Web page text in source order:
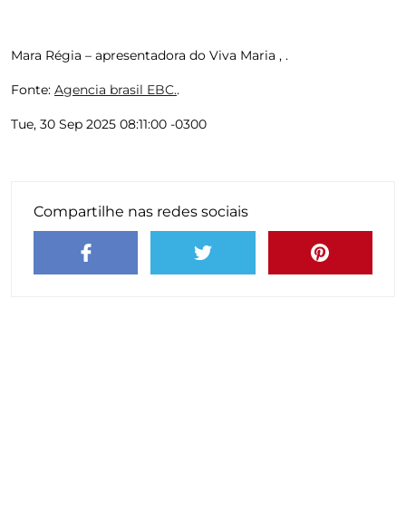
Mara Régia – apresentadora do Viva Maria , .
Fonte: Agencia brasil EBC..
Tue, 30 Sep 2025 08:11:00 -0300
Compartilhe nas redes sociais